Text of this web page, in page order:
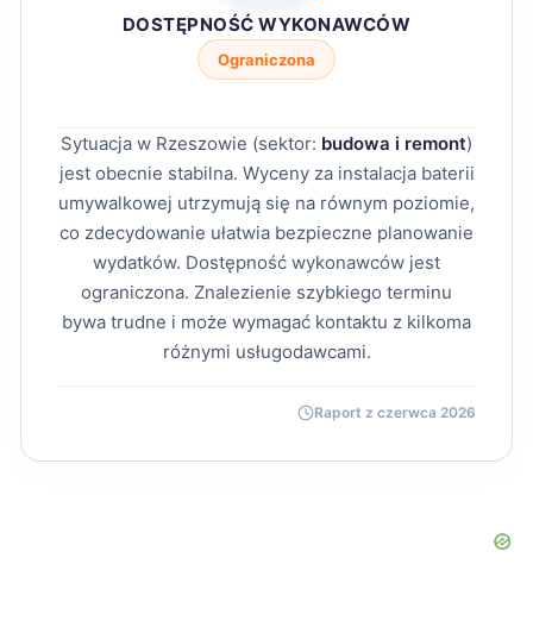
DOSTĘPNOŚĆ WYKONAWCÓW
Ograniczona
Sytuacja w Rzeszowie (sektor: budowa i remont)
jest obecnie stabilna. Wyceny za instalacja baterii
umywalkowej utrzymują się na równym poziomie,
co zdecydowanie ułatwia bezpieczne planowanie
wydatków. Dostępność wykonawców jest
ograniczona. Znalezienie szybkiego terminu
bywa trudne i może wymagać kontaktu z kilkoma
różnymi usługodawcami.
Raport z czerwca 2026